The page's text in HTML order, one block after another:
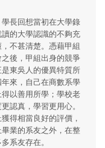
長回想當初在大學錄
的大學認識的不夠充
不甚清楚。憑藉甲組
後，甲組出身的競爭
東吳人的優異特質所
來，自己在商數系學
以善用所學；學校老
認真，學習更用心。
得相當良好的評價，
業的系友之外，在整
系友存在。